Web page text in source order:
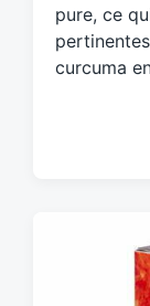
pure, ce
curcuma